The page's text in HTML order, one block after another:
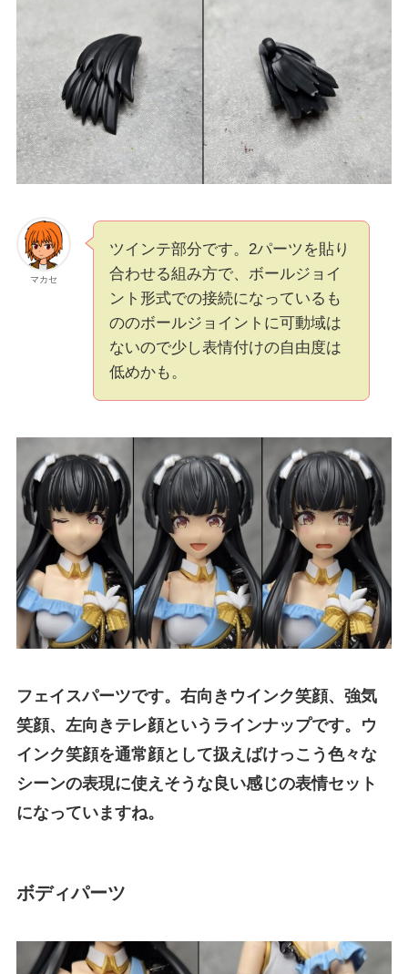
マカセ
ツインテ部分です。2パーツを貼り
合わせる組み方で、ボールジョイ
ント形式での接続になっているも
ののボールジョイントに可動域は
ないので少し表情付けの自由度は
低めかも。
フェイスパーツです。右向きウインク笑顔、強気
笑顔、左向きテレ顔というラインナップです。ウ
インク笑顔を通常顔として扱えばけっこう色々な
シーンの表現に使えそうな良い感じの表情セット
になっていますね。
ボディパーツ